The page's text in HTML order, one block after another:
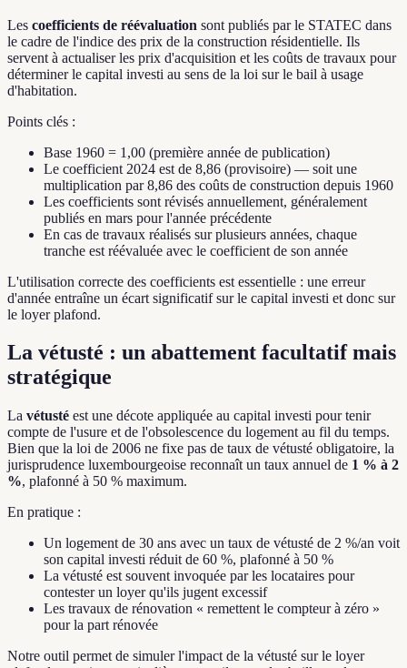
Les coefficients de réévaluation sont publiés par le STATEC dans
le cadre de l'indice des prix de la construction résidentielle. Ils
servent à actualiser les prix d'acquisition et les coûts de travaux pour
déterminer le capital investi au sens de la loi sur le bail à usage
d'habitation.
Points clés :
Base 1960 = 1,00 (première année de publication)
Le coefficient 2024 est de 8,86 (provisoire) — soit une
multiplication par 8,86 des coûts de construction depuis 1960
Les coefficients sont révisés annuellement, généralement
publiés en mars pour l'année précédente
En cas de travaux réalisés sur plusieurs années, chaque
tranche est réévaluée avec le coefficient de son année
L'utilisation correcte des coefficients est essentielle : une erreur
d'année entraîne un écart significatif sur le capital investi et donc sur
le loyer plafond.
La vétusté : un abattement facultatif mais
stratégique
La vétusté est une décote appliquée au capital investi pour tenir
compte de l'usure et de l'obsolescence du logement au fil du temps.
Bien que la loi de 2006 ne fixe pas de taux de vétusté obligatoire, la
jurisprudence luxembourgeoise reconnaît un taux annuel de 1 % à 2
%, plafonné à 50 % maximum.
En pratique :
Un logement de 30 ans avec un taux de vétusté de 2 %/an voit
son capital investi réduit de 60 %, plafonné à 50 %
La vétusté est souvent invoquée par les locataires pour
contester un loyer qu'ils jugent excessif
Les travaux de rénovation « remettent le compteur à zéro »
pour la part rénovée
Notre outil permet de simuler l'impact de la vétusté sur le loyer